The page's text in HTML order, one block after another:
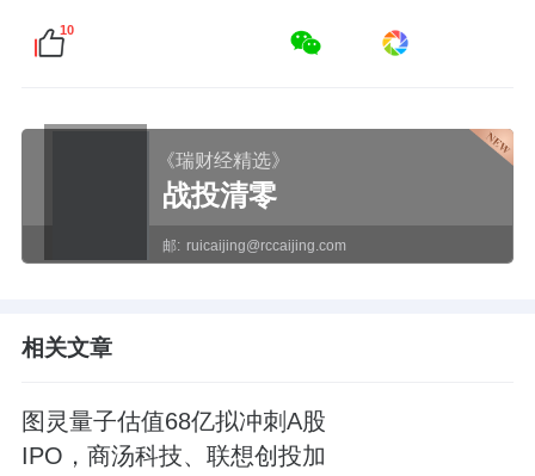
10
《瑞财经精选》
战投清零
邮: ruicaijing@rccaijing.com
相关文章
图灵量子估值68亿拟冲刺A股
IPO，商汤科技、联想创投加